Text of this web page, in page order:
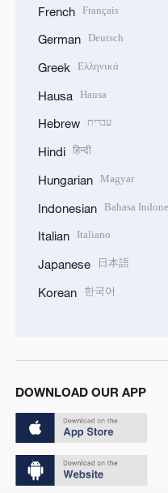
French Français
German Deutsch
Greek Ελληνικά
Hausa Hausa
Hebrew עברית
Hindi हिन्दी
Hungarian Magyar
Indonesian Bahasa
Italian Italiano
Japanese 日本語
Korean 한국어
DOWNLOAD OUR APP